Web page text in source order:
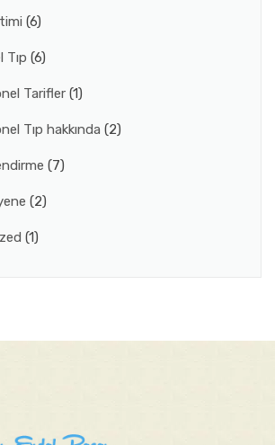
(6)
Tıp (6)
Tarifler (1)
Tıp hakkında (2)
(7)
(2)
(1)